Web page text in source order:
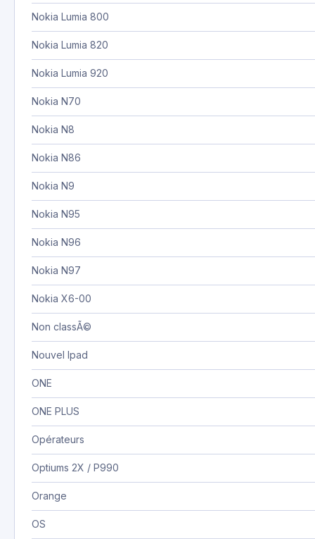
Nokia Lumia 800
Nokia Lumia 820
Nokia Lumia 920
Nokia N70
Nokia N8
Nokia N86
Nokia N9
Nokia N95
Nokia N96
Nokia N97
Nokia X6-00
Non classÃ©
Nouvel Ipad
ONE
ONE PLUS
Opérateurs
Optiums 2X / P990
Orange
OS